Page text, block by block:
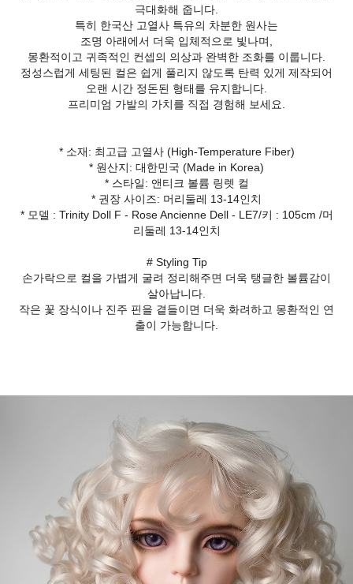
극대화해 줍니다.
특히 한국산 고열사 특유의 차분한 원사는
조명 아래에서 더욱 입체적으로 빛나며,
몽환적이고 귀족적인 컨셉의 의상과 완벽한 조화를 이룹니다.
정성스럽게 세팅된 컬은 쉽게 풀리지 않도록 탄력 있게 제작되어
오랜 시간 정돈된 형태를 유지합니다.
프리미엄 가발의 가치를 직접 경험해 보세요.
* 소재: 최고급 고열사 (High-Temperature Fiber)
* 원산지: 대한민국 (Made in Korea)
* 스타일: 앤티크 볼륨 링렛 컬
* 권장 사이즈: 머리둘레 13-14인치
* 모델 : Trinity Doll F - Rose Ancienne Dell - LE7/키 : 105cm /머
리둘레 13-14인치
# Styling Tip
손가락으로 컬을 가볍게 굴려 정리해주면 더욱 탱글한 볼륨감이
살아납니다.
작은 꽃 장식이나 진주 핀을 곁들이면 더욱 화려하고 몽환적인 연
출이 가능합니다.